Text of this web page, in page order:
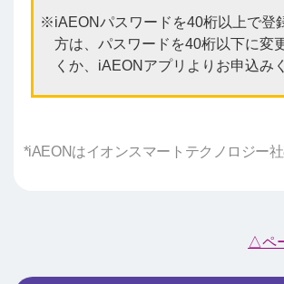
iAEONパスワードを40桁以上で登
方は、パスワードを40桁以下に変
くか、iAEONアプリよりお申込み
*iAEONはイオンスマートテクノロジー社
△ペ